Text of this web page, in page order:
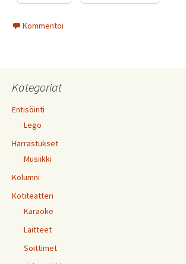
Kommentoi
Kategoriat
Entisöinti
Lego
Harrastukset
Musiikki
Kolumni
Kotiteatteri
Karaoke
Laitteet
Soittimet